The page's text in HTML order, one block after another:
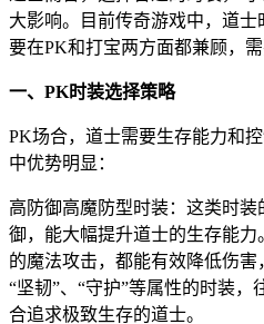
大影响。目前传奇游戏中，道
要在PK和打宝两方面都兼顾，需
一、PK时装选择策略
PK场合，道士需要生存能力和
中优势明显：
高防御高魔防型时装：这类时
御，能大幅提升道士的生存能
的魔法攻击，都能有效降低伤
“坚韧”、“守护”等属性的时装
合追求极致生存的道士。